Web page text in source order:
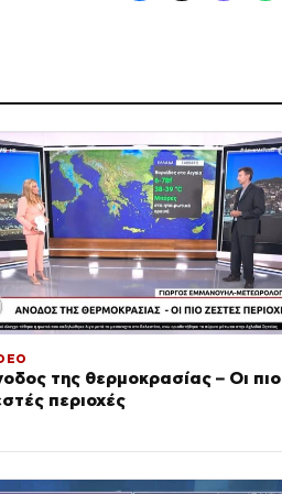
της θερμοκρασίας – Οι πιο
περιοχές